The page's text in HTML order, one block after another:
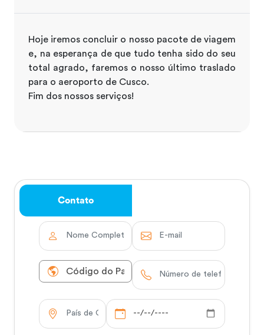
Hoje iremos concluir o nosso pacote de viagem
e, na esperança de que tudo tenha sido do seu
total agrado, faremos o nosso último traslado
para o aeroporto de Cusco.
Fim dos nossos serviços!
Contato